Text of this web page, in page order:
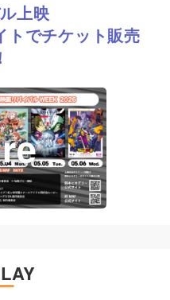
上映
トでチケット販売